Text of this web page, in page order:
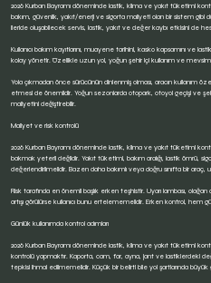
2026 Kurban Bayramı döneminde lastik, klima ve yakıt tüketimi
bakım, güvenlik, yakıt/enerji ve sigorta maliyeti olan bir sistem gibi
ileride oluşabilecek servis, lastik, yakıt ve değer kaybı etkisini de
Kullanıcı bakım kayıtlarını, muayene tarihini, kasko kapsamını
kolay yönetir. Özellikle uzun yol, yoğun şehir içi kullanım ve
Yola çıkmadan önce sürücünün dinlenmiş olması, aracın kullanım
etmesi de önemlidir. Yoğun sezonlarda otopark, otoyol geçişi ve
maliyetini değiştirebilir.
Maliyet ve risk kontrolü
2026 Kurban Bayramı döneminde lastik, klima ve yakıt tüketimi
bakmak yeterli değildir. Yakıt tüketimi, bakım aralığı, lastik ömrü,
değerlendirilmelidir. Bazen daha bakımlı veya doğru sınıfta bir
Risk tarafında en önemli başlık erken teşhistir. Uyarı lambası,
artışı görülürse kullanıcı bunu ertelememelidir. Erken kontrol, hem
Günlük kullanımda kontrol adımları
2026 Kurban Bayramı döneminde lastik, klima ve yakıt tüketimi
kontrolü yapmaktır. Kaporta, cam, far, ayna, jant ve lastiklerdeki
tepkisi ihmal edilmemelidir. Küçük bir belirti bile yol şartlarında büyük